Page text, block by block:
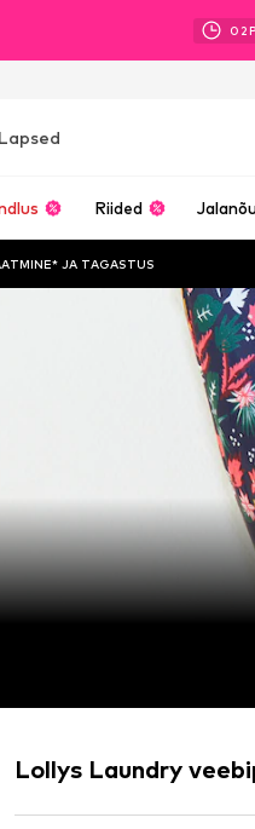
02P
Lapsed
Riided
JA TAGASTUS
Lollys Laundry